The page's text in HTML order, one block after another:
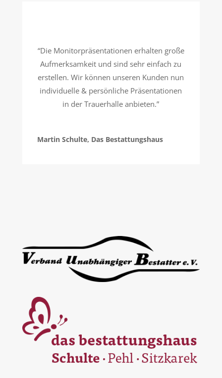
“Die Monitorpräsentationen erhalten große
Aufmerksamkeit und sind sehr einfach zu
erstellen. Wir können unseren Kunden nun
individuelle & persönliche Präsentationen
in der Trauerhalle anbieten.”
Martin Schulte, Das Bestattungshaus